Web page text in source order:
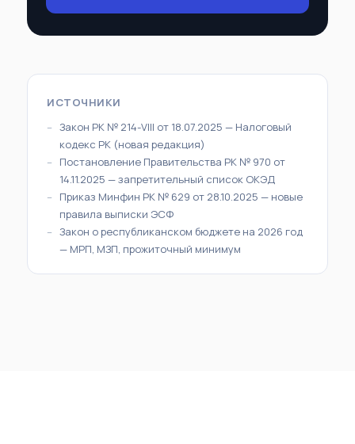
ИСТОЧНИКИ
Закон РК № 214-VIII от 18.07.2025 — Налоговый
кодекс РК (новая редакция)
Постановление Правительства РК № 970 от
14.11.2025 — запретительный список ОКЭД
Приказ Минфин РК № 629 от 28.10.2025 — новые
правила выписки ЭСФ
Закон о республиканском бюджете на 2026 год
— МРП, МЗП, прожиточный минимум